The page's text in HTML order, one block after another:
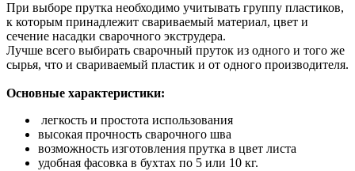
При выборе прутка необходимо учитывать группу пластиков,
к которым принадлежит свариваемый материал, цвет и
сечение насадки сварочного экструдера.
Лучше всего выбирать сварочный пруток из одного и того же
сырья, что и свариваемый пластик и от одного производителя.
Основные характеристики:
легкость и простота использования
высокая прочность сварочного шва
возможность изготовления прутка в цвет листа
удобная фасовка в бухтах по 5 или 10 кг.